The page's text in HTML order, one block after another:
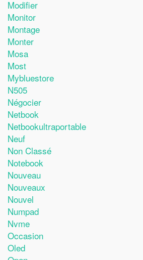
Modifier
Monitor
Montage
Monter
Mosa
Most
Mybluestore
N505
Négocier
Netbook
Netbookultraportable
Neuf
Non Classé
Notebook
Nouveau
Nouveaux
Nouvel
Numpad
Nvme
Occasion
Oled